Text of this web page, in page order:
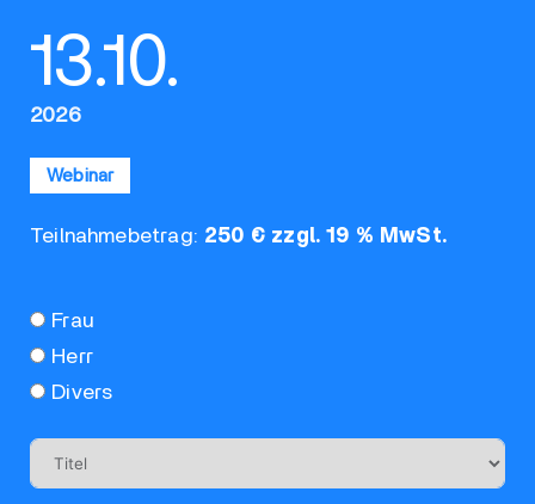
13.10.
2026
Webinar
Teilnahmebetrag: 250 € zzgl. 19 % MwSt.
Frau
Herr
Divers